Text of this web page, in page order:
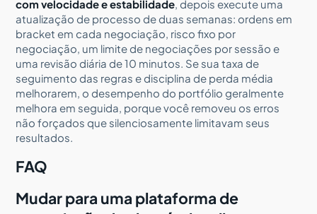
com velocidade e estabilidade, depois execute uma
atualização de processo de duas semanas: ordens em
bracket em cada negociação, risco fixo por
negociação, um limite de negociações por sessão e
uma revisão diária de 10 minutos. Se sua taxa de
seguimento das regras e disciplina de perda média
melhorarem, o desempenho do portfólio geralmente
melhora em seguida, porque você removeu os erros
não forçados que silenciosamente limitavam seus
resultados.
FAQ
Mudar para uma plataforma de